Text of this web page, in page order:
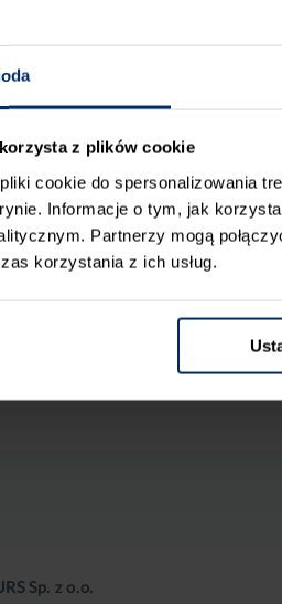
z plików cookie
cookie do spersonalizowania
Informacje o tym, jak
Partnerzy mogą
korzystania z ich usług.
Sp. z o.o.